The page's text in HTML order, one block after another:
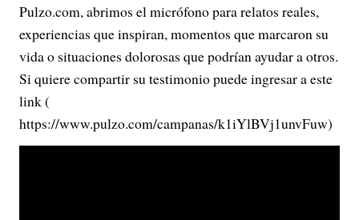
Pulzo.com, abrimos el micrófono para relatos reales,
experiencias que inspiran, momentos que marcaron su
vida o situaciones dolorosas que podrían ayudar a otros.
Si quiere compartir su testimonio puede ingresar a este
link (
https://www.pulzo.com/campanas/k1iYlBVj1unvFuw)